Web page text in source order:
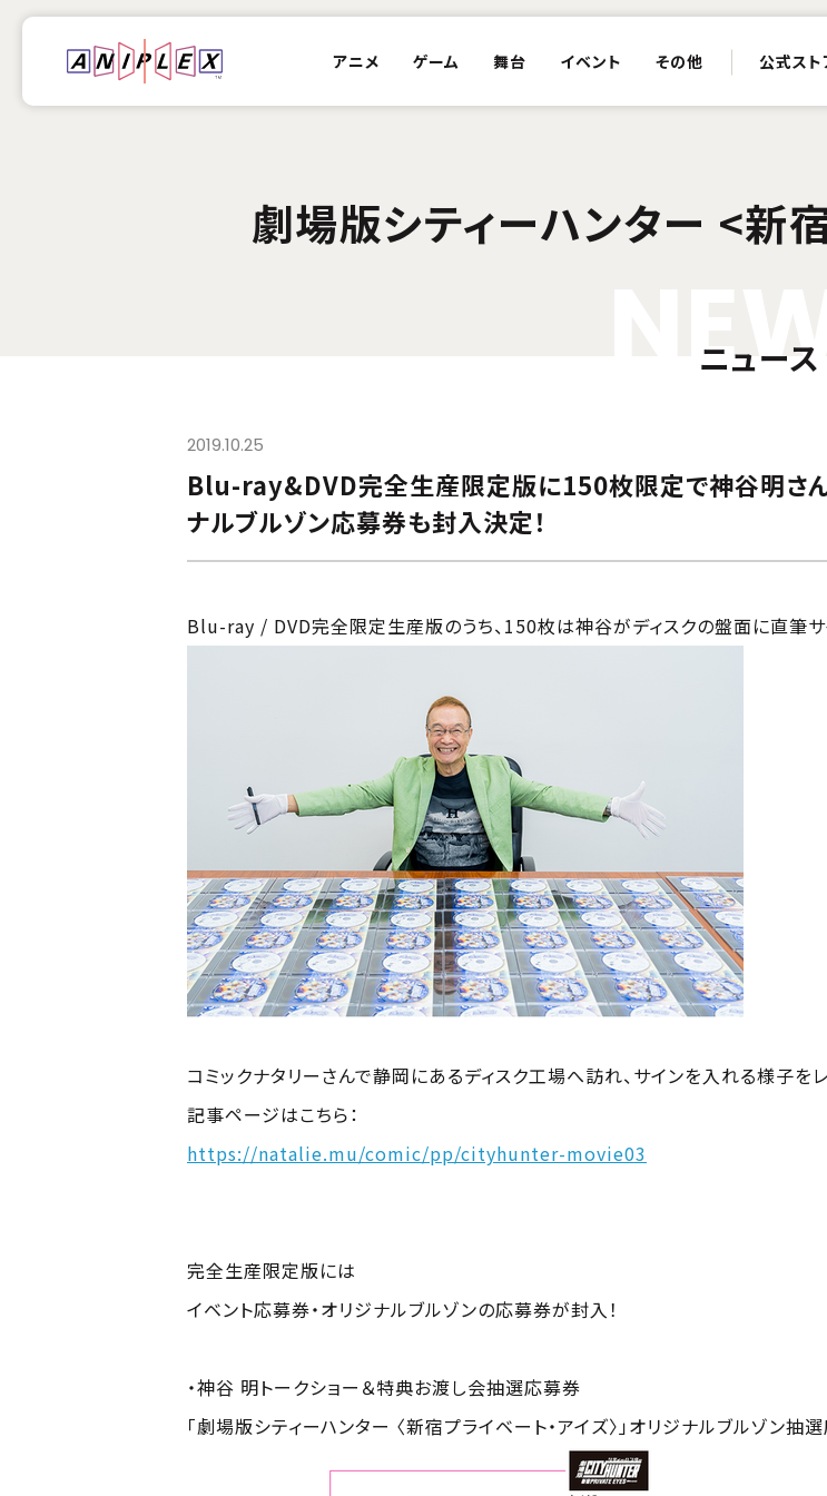
アニメ ゲーム 舞台 イベント その他 公式スト
劇場版シティーハンター <新
EW
ニュース
2019.10.25
Blu-ray&DVD完全生産限定版に150枚限定で神谷明さん
ナルブルゾン応募券も封入決定！
Blu-ray / DVD完全限定生産版のうち、150枚は神谷がディスクの盤面に直筆サ
コミックナタリーさんで静岡にあるディスク工場へ訪れ、サインを入れる様子を
記事ページはこちら：
https://natalie.mu/comic/pp/cityhunter-movie03
完全生産限定版には
イベント応募券・オリジナルブルゾンの応募券が封入！
・神谷 明トークショー＆特典お渡し会抽選応募券
「劇場版シティーハンター 〈新宿プライベート・アイズ〉」オリジナルブルゾン抽